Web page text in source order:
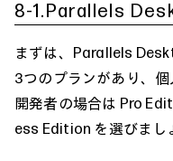
8-1.Parallels
まずは、 Parallels
3つのプランがあり、
開発者の場合は Pro
ess Edition を選びまし